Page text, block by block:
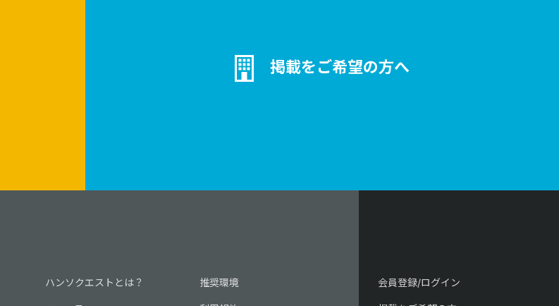
掲載をご希望の方へ
ハンソクエストとは？ 推奨環境 会員登録/ログイン